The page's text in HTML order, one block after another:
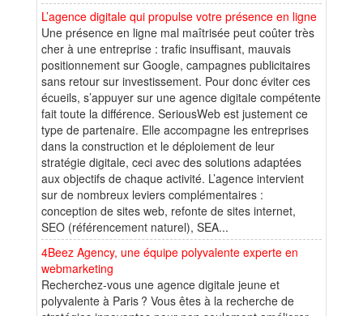
L’agence digitale qui propulse votre présence en ligne
Une présence en ligne mal maîtrisée peut coûter très
cher à une entreprise : trafic insuffisant, mauvais
positionnement sur Google, campagnes publicitaires
sans retour sur investissement. Pour donc éviter ces
écueils, s’appuyer sur une agence digitale compétente
fait toute la différence. SeriousWeb est justement ce
type de partenaire. Elle accompagne les entreprises
dans la construction et le déploiement de leur
stratégie digitale, ceci avec des solutions adaptées
aux objectifs de chaque activité. L’agence intervient
sur de nombreux leviers complémentaires :
conception de sites web, refonte de sites internet,
SEO (référencement naturel), SEA...
4Beez Agency, une équipe polyvalente experte en
webmarketing
Recherchez-vous une agence digitale jeune et
polyvalente à Paris ? Vous êtes à la recherche de